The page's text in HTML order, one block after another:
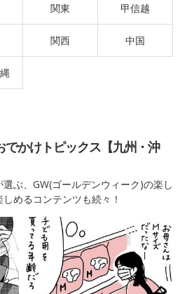
関東 甲信越
関西 中国
でかけトピックス【九州・沖
ぶ、GW(ゴールデンウィーク)の楽し
めるコンテンツも続々！